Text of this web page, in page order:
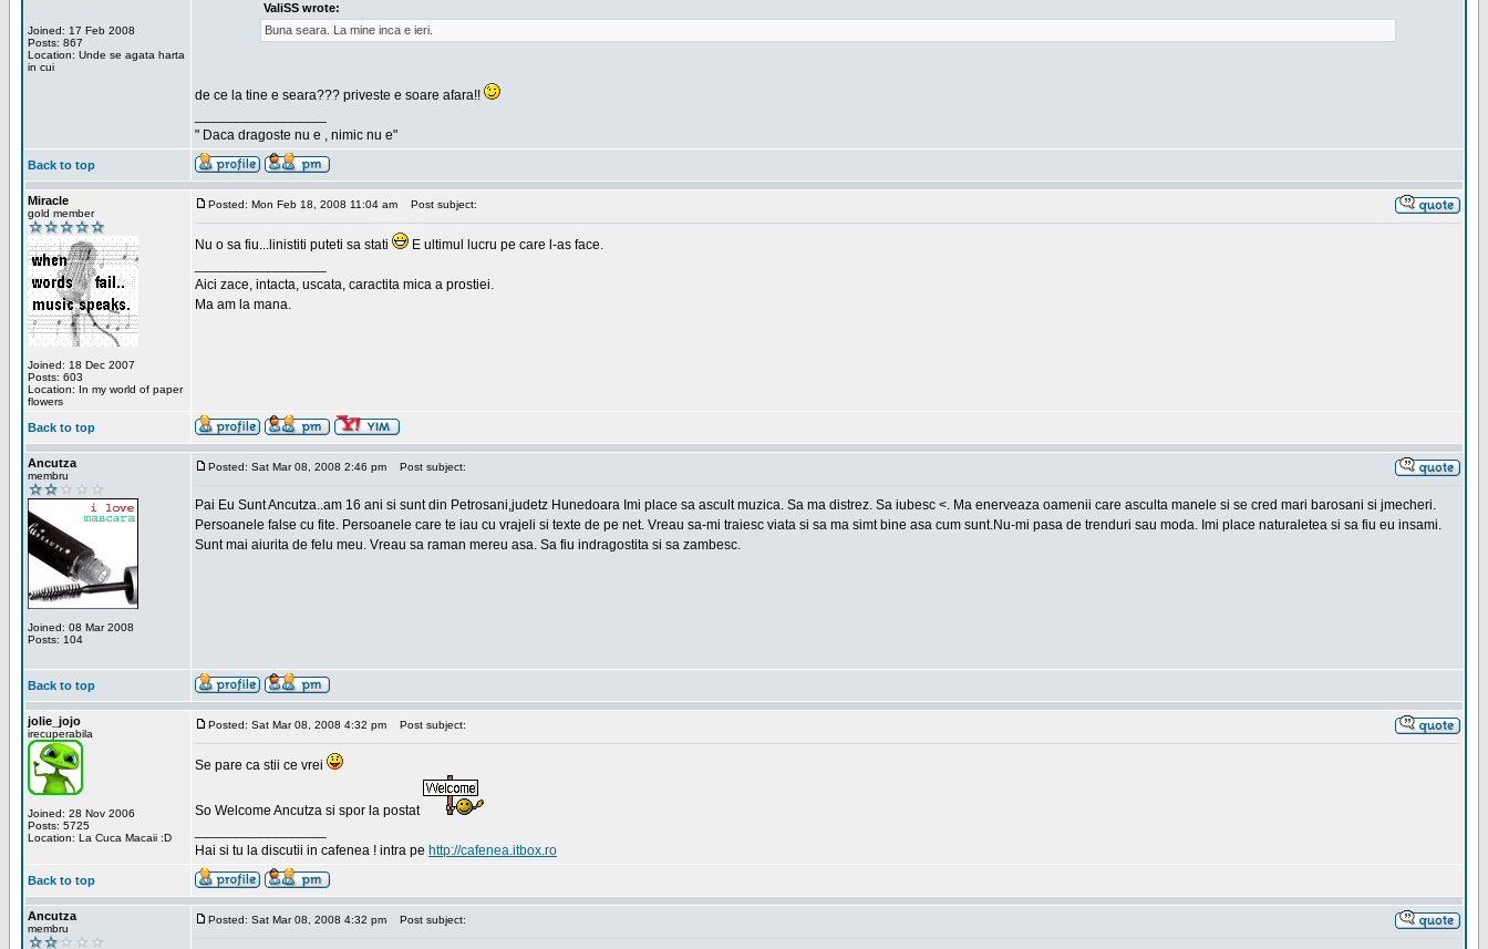
Joined: 17 Feb 2008
Posts: 867
Location: Unde se agata harta
in cui
ValiSS wrote:
Buna seara. La mine inca e ieri.
de ce la tine e seara??? priveste e soare afara!!
" Daca dragoste nu e , nimic nu e"
Back to top
Miracle
gold member
Joined: 18 Dec 2007
Posts: 603
Location: In my world of paper
flowers
Posted: Mon Feb 18, 2008 11:04 am Post subject:
Nu o sa fiu...linistiti puteti sa stati
E ultimul lucru pe care l-as face.
Aici zace, intacta, uscata, caractita mica a prostiei.
Ma am la mana.
Back to top
Ancutza
membru
Joined: 08 Mar 2008
Posts: 104
Posted: Sat Mar 08, 2008 2:46 pm Post subject:
Pai Eu Sunt Ancutza..am 16 ani si sunt din Petrosani,judetz Hunedoara Imi place sa ascult muzica. Sa ma distrez. Sa iubesc <. Ma enerveaza oamenii care asculta manele si se cred mari barosani si jmecheri.
Persoanele false cu fite. Persoanele care te iau cu vrajeli si texte de pe net. Vreau sa-mi traiesc viata si sa ma simt bine asa cum sunt.Nu-mi pasa de trenduri sau moda. Imi place naturaletea si sa fiu eu insami.
Sunt mai aiurita de felu meu. Vreau sa raman mereu asa. Sa fiu indragostita si sa zambesc.
Back to top
jolie_jojo
irecuperabila
Joined: 28 Nov 2006
Posts: 5725
Location: La Cuca Macaii :D
Posted: Sat Mar 08, 2008 4:32 pm Post subject:
Se pare ca stii ce vrei
So Welcome Ancutza si spor la postat
Hai si tu la discutii in cafenea ! intra pe http://cafenea.itbox.ro
Back to top
Ancutza
membru
Posted: Sat Mar 08, 2008 4:32 pm Post subject: